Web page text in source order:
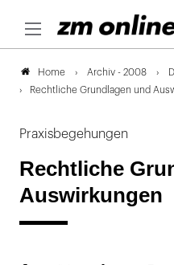
Home Archiv - 2008
Rechtliche Grundlagen und
Praxisbegehungen
Rechtliche
Auswirkungen